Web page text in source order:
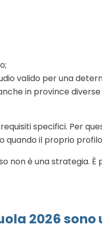
valido per una
in province
specifici. Per
quando il proprio
non è una strategia. È
2026